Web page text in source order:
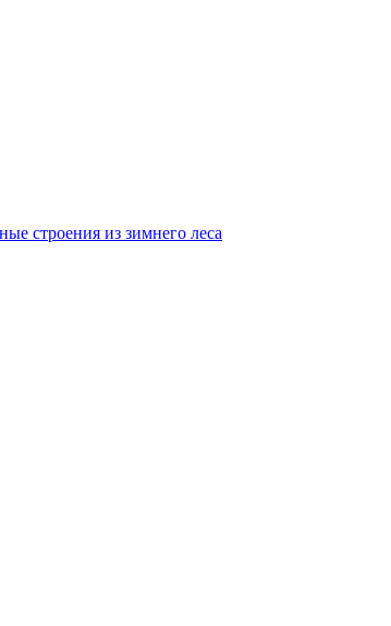
строения из зимнего леса